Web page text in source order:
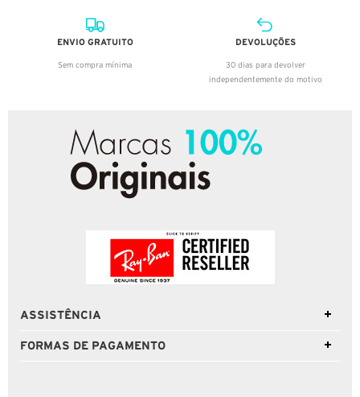
ENVIO GRATUITO
Sem compra mínima
DEVOLUÇÕES
30 dias para devolver
independentemente do motivo
ASSISTÊNCIA
FORMAS DE PAGAMENTO